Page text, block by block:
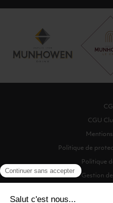
CGU
Politique de
Politique
Gestion